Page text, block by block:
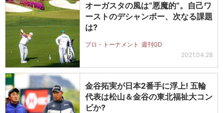
オーガスタの風は“悪魔的”。自己ワ
ーストのデシャンボー、次なる課題
は?
プロ・トーナメント 週刊GD
2021.04.28
金谷拓実が日本2番手に浮上! 五輪
代表は松山＆金谷の東北福祉大コン
ビか?